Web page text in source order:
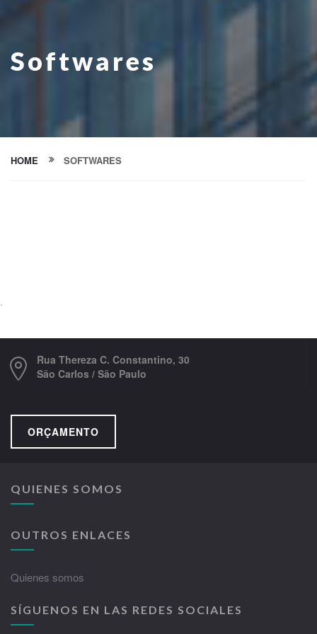
Softwares
HOME SOFTWARES
.
Rua Thereza C. Constantino, 30
São Carlos / São Paulo
ORÇAMENTO
QUIENES SOMOS
OUTROS ENLACES
Quienes somos
SÍGUENOS EN LAS REDES SOCIALES